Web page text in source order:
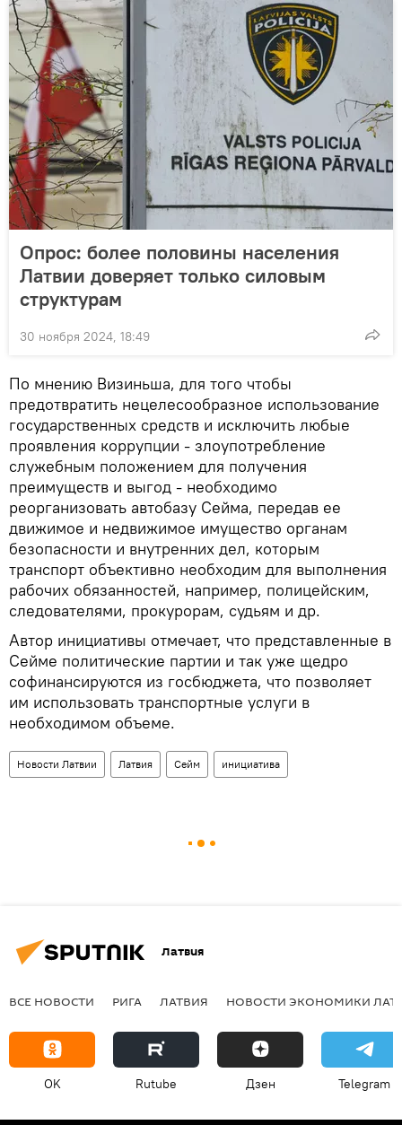
Опрос: более половины населения
Латвии доверяет только силовым
структурам
30 ноября 2024, 18:49
По мнению Визиньша, для того чтобы
предотвратить нецелесообразное использование
государственных средств и исключить любые
проявления коррупции - злоупотребление
служебным положением для получения
преимуществ и выгод - необходимо
реорганизовать автобазу Сейма, передав ее
движимое и недвижимое имущество органам
безопасности и внутренних дел, которым
транспорт объективно необходим для выполнения
рабочих обязанностей, например, полицейским,
следователями, прокурорам, судьям и др.
Автор инициативы отмечает, что представленные в
Сейме политические партии и так уже щедро
софинансируются из госбюджета, что позволяет
им использовать транспортные услуги в
необходимом объеме.
Новости Латвии Латвия Сейм инициатива
Латвия
ВСЕ НОВОСТИ РИГА ЛАТВИЯ НОВОСТИ ЭКОНОМИКИ
OK Rutube Дзен Telegram